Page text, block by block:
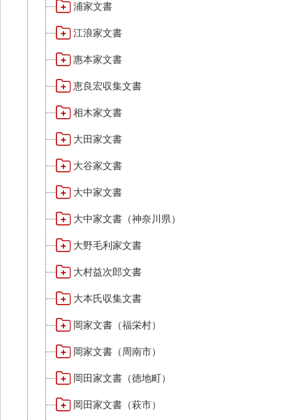
浦家文書
江浪家文書
惠本家文書
恵良宏収集文書
相木家文書
大田家文書
大谷家文書
大中家文書
大中家文書（神奈川県）
大野毛利家文書
大村益次郎文書
大本氏収集文書
岡家文書（福栄村）
岡家文書（周南市）
岡田家文書（徳地町）
岡田家文書（萩市）